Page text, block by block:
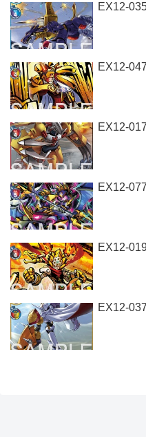
EX12-
EX12-
EX12-
EX12-
EX12-
EX12-